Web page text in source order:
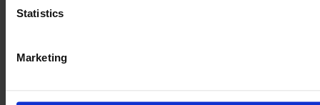
Statistics
Marketing